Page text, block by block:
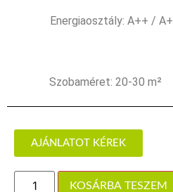
Energiaosztály: A++ / A+
Szobaméret: 20-30 m²
AJÁNLATOT KÉREK
KOSÁRBA TESZEM